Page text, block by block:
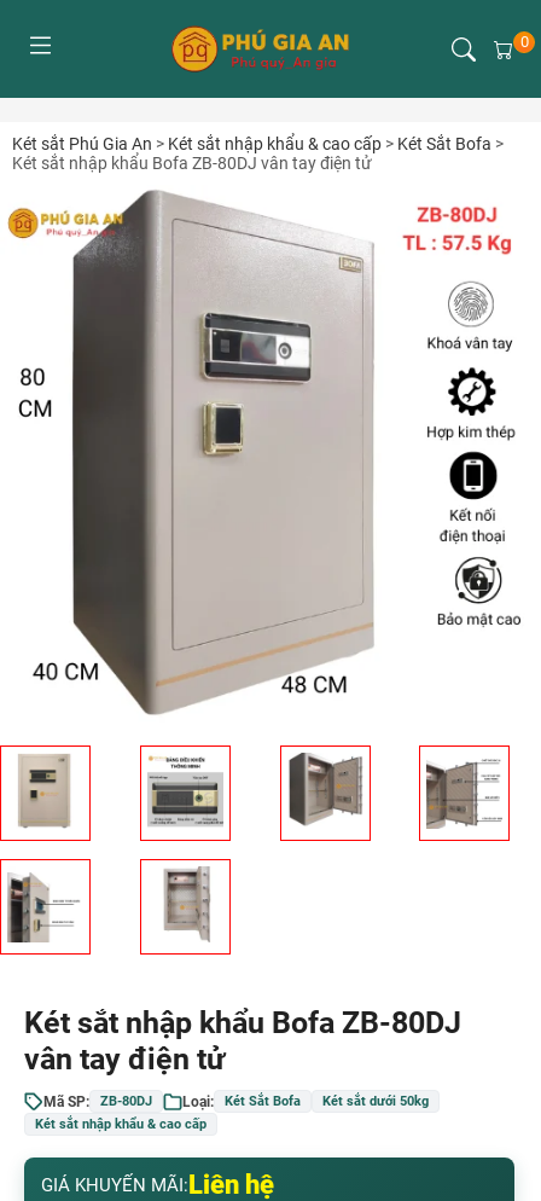
0
Két sắt Phú Gia An > Két sắt nhập khẩu & cao cấp > Két Sắt Bofa >
Két sắt nhập khẩu Bofa ZB-80DJ vân tay điện tử
Két sắt nhập khẩu Bofa ZB-80DJ
vân tay điện tử
Mã SP: ZB-80DJ Loại: Két Sắt Bofa
Két sắt dưới 50kg
Két sắt nhập khẩu & cao cấp
GIÁ KHUYẾN MÃI:Liên hệ